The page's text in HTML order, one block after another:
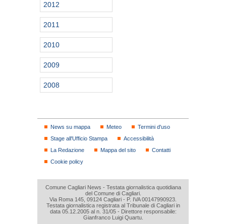
2012
2011
2010
2009
2008
News su mappa Meteo
Termini d'uso
Stage all'Ufficio Stampa
Accessibilità
La Redazione
Mappa del sito
Contatti
Cookie policy
Comune Cagliari News - Testata giornalistica quotidiana
del Comune di Cagliari.
Via Roma 145, 09124 Cagliari - P. IVA 00147990923.
Testata giornalistica registrata al Tribunale di Cagliari in
data 05.12.2005 al n. 31/05 - Direttore responsabile:
Gianfranco Luigi Quartu.